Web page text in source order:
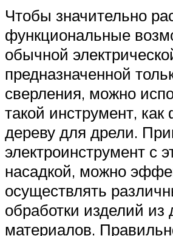
Чтобы значительно
функциональные
обычной
предназначенной
сверления, можно
такой инструмент, как
дереву для дрели.
электроинструмент с
насадкой, можно
осуществлять
обработки изделий из
материалов.